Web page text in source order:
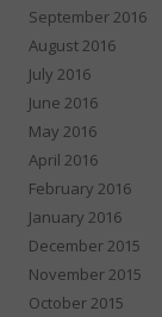
September 2016
August 2016
July 2016
June 2016
May 2016
April 2016
February 2016
January 2016
December 2015
November 2015
October 2015